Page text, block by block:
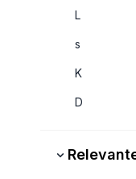
L
s
K
D